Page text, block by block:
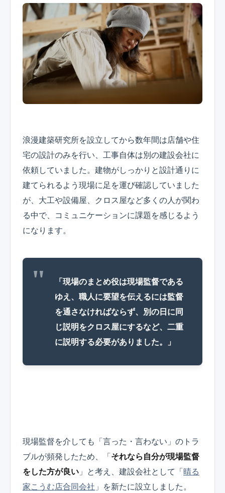
浪漫建築研究所を設立してから数年間は店舗や住
宅の設計のみを行い、工事自体は別の建設会社に
依頼していました。建物がしっかりと設計通りに
建てられるよう現場に足を運び確認していました
が、大工や設備屋、クロス屋など多くの人が関わ
る中で、コミュニケーションに課題を感じるよう
になります。
「現場のまとめ役は現場監督である
ゆえ、職人に要望を伝えるには監督
を通さなければならず、別の日に同
じ説明をクロス屋にするなど、二重
に説明する必要がありました。」
現場監督を介しても「言った・言わない」のトラ
ブルが頻発したため、「それなら自分が現場監督
をした方が良い 」と考え、建設会社として「晴る
家こうむ店合同会社 」を新たに設立しました。